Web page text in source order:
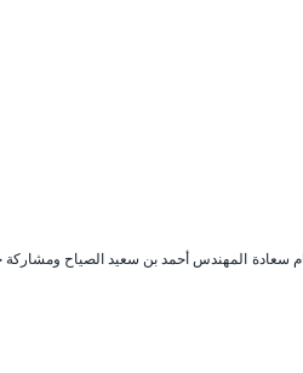
سعادة المهندس أحمد بن سعيد الصياح